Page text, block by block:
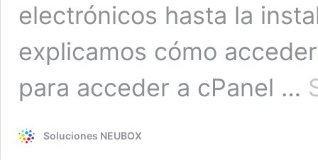
electrónicos hasta la
explicamos cómo
para acceder a cPanel …
Soluciones NEUBOX